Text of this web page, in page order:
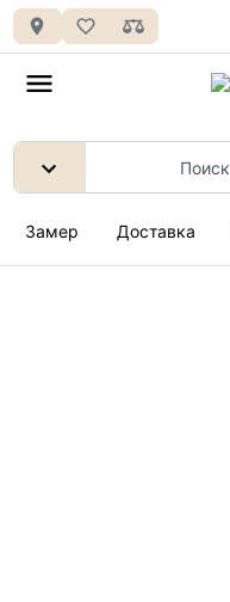
Замер Доставка